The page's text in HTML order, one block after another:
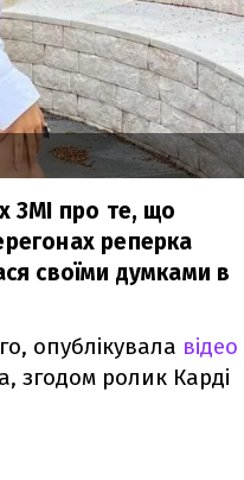
ЗМІ про те, що
реперка
своїми думками в
опублікувала відео
згодом ролик Карді